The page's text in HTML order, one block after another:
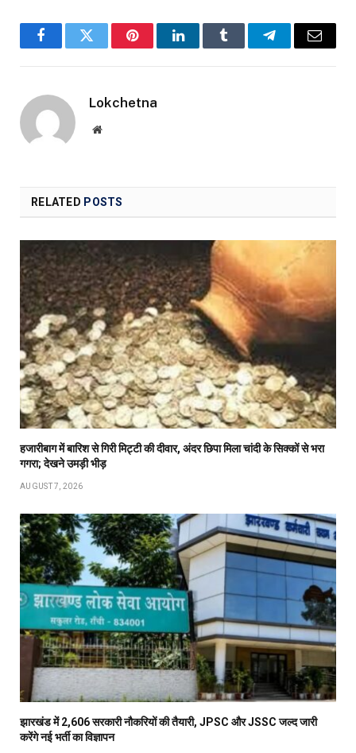
FacebookTwitter PinterestLinkedInTumblr TelegramEmail
Lokchetna
Website
RELATED POSTS
हजारीबाग में बारिश से गिरी मिट्टी की दीवार, अंदर छिपा मिला चांदी के सिक्कों से भरा
गगरा; देखने उमड़ी भीड़
AUGUST 7, 2026
झारखंड में 2,606 सरकारी नौकरियों की तैयारी, JPSC और JSSC जल्द जारी
करेंगे नई भर्ती का विज्ञापन